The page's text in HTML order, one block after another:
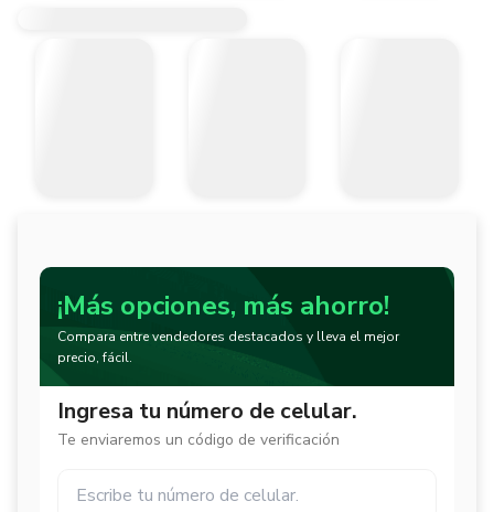
¡Más opciones, más ahorro!
Compara entre vendedores destacados y lleva el mejor
precio, fácil.
Ingresa tu número de celular.
Te enviaremos un código de verificación